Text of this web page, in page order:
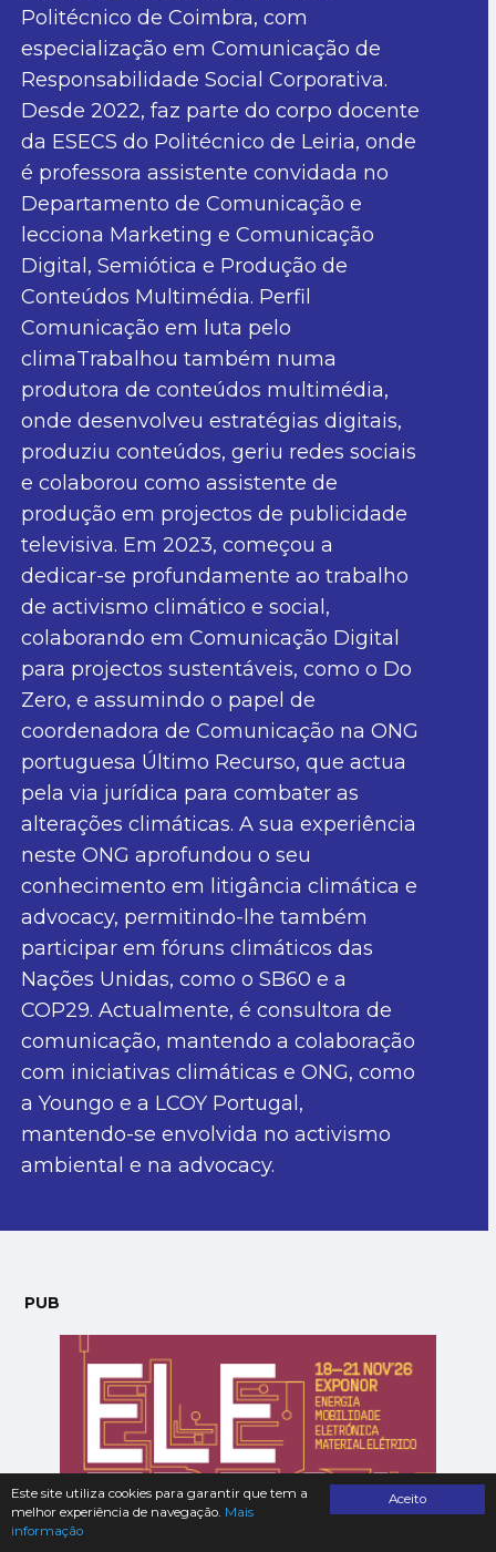
Aceito
Este site utiliza cookies para garantir que tem a
melhor experiência de navegação. Mais
informação
Politécnico de Coimbra, com
especialização em Comunicação de
Responsabilidade Social Corporativa.
Desde 2022, faz parte do corpo docente
da ESECS do Politécnico de Leiria, onde
é professora assistente convidada no
Departamento de Comunicação e
lecciona Marketing e Comunicação
Digital, Semiótica e Produção de
Conteúdos Multimédia. Perfil
Comunicação em luta pelo
climaTrabalhou também numa
produtora de conteúdos multimédia,
onde desenvolveu estratégias digitais,
produziu conteúdos, geriu redes sociais
e colaborou como assistente de
produção em projectos de publicidade
televisiva. Em 2023, começou a
dedicar-se profundamente ao trabalho
de activismo climático e social,
colaborando em Comunicação Digital
para projectos sustentáveis, como o Do
Zero, e assumindo o papel de
coordenadora de Comunicação na ONG
portuguesa Último Recurso, que actua
pela via jurídica para combater as
alterações climáticas. A sua experiência
neste ONG aprofundou o seu
conhecimento em litigância climática e
advocacy, permitindo-lhe também
participar em fóruns climáticos das
Nações Unidas, como o SB60 e a
COP29. Actualmente, é consultora de
comunicação, mantendo a colaboração
com iniciativas climáticas e ONG, como
a Youngo e a LCOY Portugal,
mantendo-se envolvida no activismo
ambiental e na advocacy.
PUB